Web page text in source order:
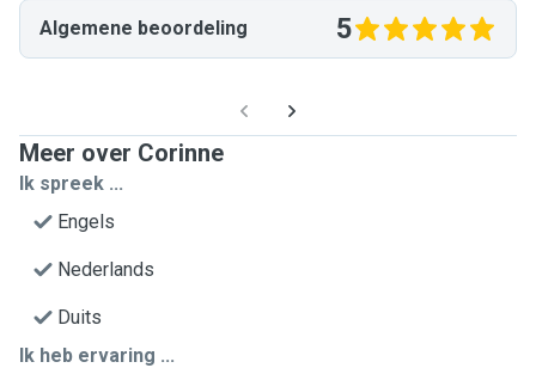
Algemene beoordeling 5
Meer over Corinne
Ik spreek ...
Engels
Nederlands
Duits
Ik heb ervaring ...